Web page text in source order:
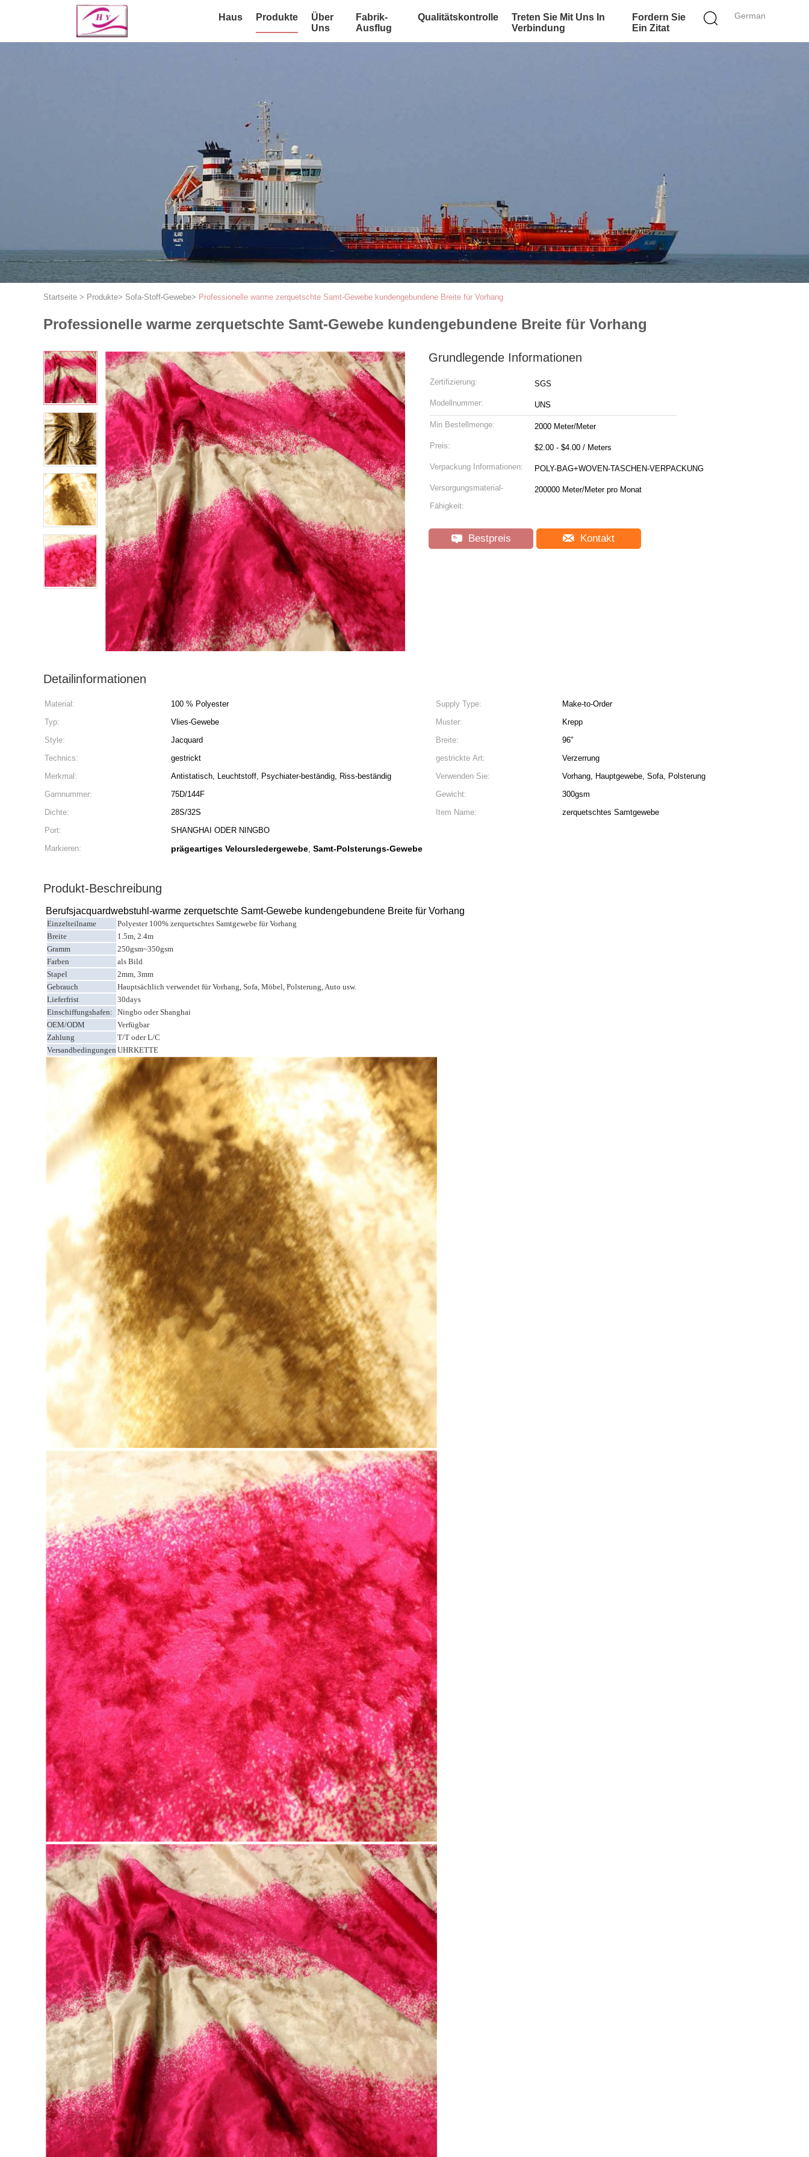
Hinterlass eine Nachricht
Wir rufen Sie bald zurück!
EINREICHUNGEN
German
Haus Produkte
Über
Uns
Fabrik-
Ausflug
Qualitätskontrolle
Treten Sie Mit Uns In
Verbindung
Fordern Sie
Ein Zitat
Startseite > Produkte> Sofa-Stoff-Gewebe> Professionelle warme zerquetschte Samt-Gewebe kundengebundene Breite für Vorhang
Professionelle warme zerquetschte Samt-Gewebe kundengebundene Breite für Vorhang
Grundlegende Informationen
Zertifizierung: SGS
Modellnummer: UNS
Min Bestellmenge: 2000 Meter/Meter
Preis: $2.00 - $4.00 / Meters
Verpackung Informationen: POLY-BAG+WOVEN-TASCHEN-VERPACKUNG
Versorgungsmaterial-
Fähigkeit:
200000 Meter/Meter pro Monat
Bestpreis Kontakt
Detailinformationen
Material: 100 % Polyester Supply Type:
Make-to-Order
Typ:
Vlies-Gewebe Muster:
Krepp
Style:
Jacquard Breite:
96"
Technics:
gestrickt gestrickte Art:
Verzerrung
Merkmal:
Antistatisch, Leuchtstoff, Psychiater-beständig, Riss-beständig Verwenden Sie:
Vorhang, Hauptgewebe, Sofa, Polsterung
Garnnummer:
75D/144F Gewicht:
300gsm
Dichte:
28S/32S Item Name:
zerquetschtes Samtgewebe
Port:
SHANGHAI ODER NINGBO
Markieren:
prägeartiges Veloursledergewebe, Samt-Polsterungs-Gewebe
Produkt-Beschreibung
Berufsjacquardwebstuhl-warme zerquetschte Samt-Gewebe kundengebundene Breite für Vorhang
Einzelteilname
Polyester 100% zerquetschtes Samtgewebe für Vorhang
Breite
1.5m, 2.4m
Gramm
250gsm~350gsm
Farben
als Bild
Stapel
2mm, 3mm
Gebrauch
Hauptsächlich verwendet für Vorhang, Sofa, Möbel, Polsterung, Auto usw.
Lieferfrist
30days
Einschiffungshafen: Ningbo oder Shanghai
OEM/ODM
Verfügbar
Zahlung
T/T oder L/C
Versandbedingungen UHRKETTE